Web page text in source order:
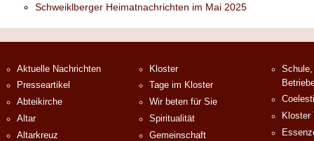
Schweiklberger Heimatnachrichten im Mai 2025
Aktuelle Nachrichten
Presseartikel
Abteikirche
Altar
Altarkreuz
Kloster
Tage im Kloster
Wir beten für Sie
Spiritualität
Gemeinschaft
Kloster